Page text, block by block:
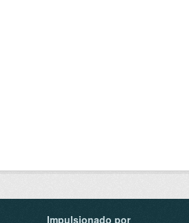
Impulsionado por